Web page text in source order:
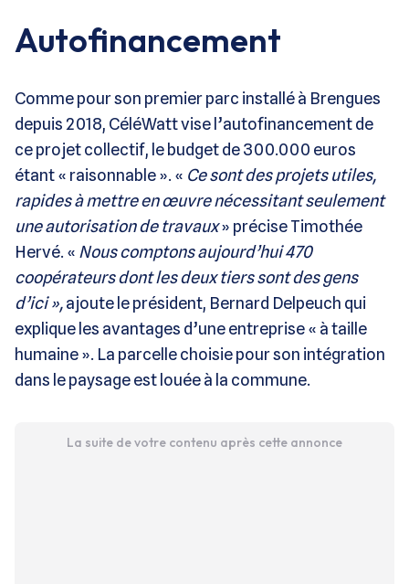
Autofinancement
Comme pour son premier parc installé à Brengues
depuis 2018, CéléWatt vise l’autofinancement de
ce projet collectif, le budget de 300.000 euros
étant « raisonnable ». « Ce sont des projets utiles,
rapides à mettre en œuvre nécessitant seulement
une autorisation de travaux» précise Timothée
Hervé. « Nous comptons aujourd’hui 470
coopérateurs dont les deux tiers sont des gens
d’ici »,ajoute le président, Bernard Delpeuch qui
explique les avantages d’une entreprise « à taille
humaine ». La parcelle choisie pour son intégration
dans le paysage est louée à la commune.
La suite de votre contenu après cette annonce